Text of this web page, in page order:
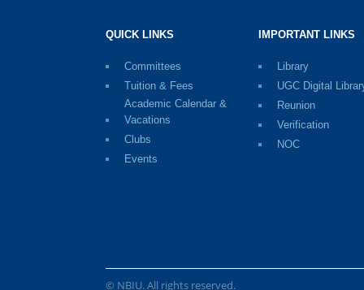
QUICK LINKS
Committees
Tuition & Fees
Academic Calendar &
Vacations
Clubs
Events
IMPORTANT LINKS
Library
UGC Digital
Reunion
Verification
NOC
© NBIU. All rights reserved.